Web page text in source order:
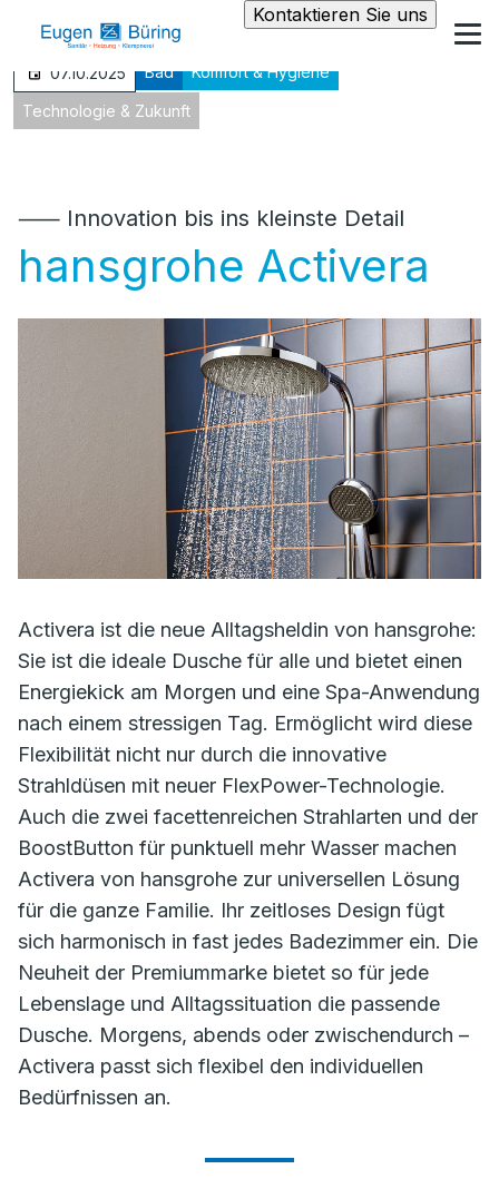
Kontaktieren Sie uns
07.10.2025 Bad Komfort & Hygiene
Technologie & Zukunft
⸺ Innovation bis ins kleinste Detail
hansgrohe Activera
Activera ist die neue Alltagsheldin von hansgrohe:
Sie ist die ideale Dusche für alle und bietet einen
Energiekick am Morgen und eine Spa-Anwendung
nach einem stressigen Tag. Ermöglicht wird diese
Flexibilität nicht nur durch die innovative
Strahldüsen mit neuer FlexPower-Technologie.
Auch die zwei facettenreichen Strahlarten und der
BoostButton für punktuell mehr Wasser machen
Activera von hansgrohe zur universellen Lösung
für die ganze Familie. Ihr zeitloses Design fügt
sich harmonisch in fast jedes Badezimmer ein. Die
Neuheit der Premiummarke bietet so für jede
Lebenslage und Alltagssituation die passende
Dusche. Morgens, abends oder zwischendurch –
Activera passt sich flexibel den individuellen
Bedürfnissen an.